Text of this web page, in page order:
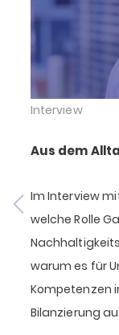
Interview
Aus dem
Im Interview
welche Rolle
warum es für
Kompetenzen
Bilanzierung